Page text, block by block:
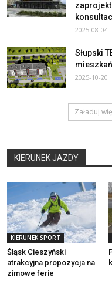
2025-08-04
Słupski
mieszkań
2025-10-20
Załaduj
KIERUNEK JAZDY
KIERUNEK SPORT
Śląsk Cieszyński
atrakcyjna propozycja na
zimowe ferie